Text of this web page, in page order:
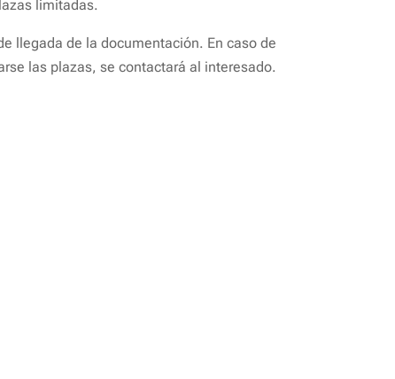
limitadas.
llegada de la documentación. En caso de
las plazas, se contactará al interesado.